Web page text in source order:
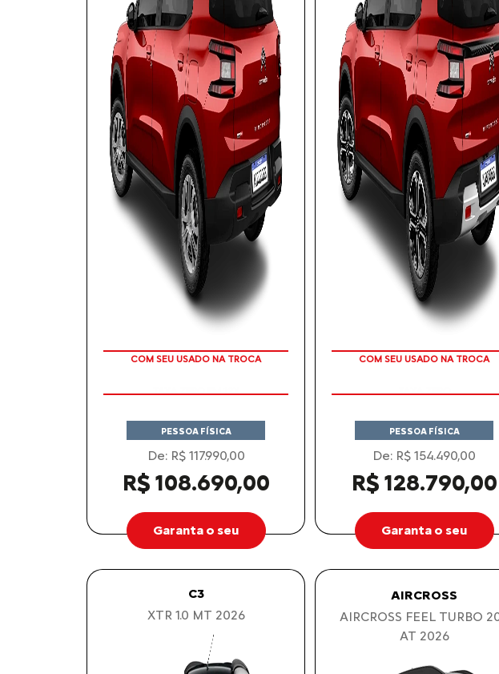
PESSOA FÍSICA
De: R$ 117.990,00
R$ 108.690,00
Garanta o seu
PESSOA FÍSICA
De: R$ 154.490,00
R$ 128.790,00
Garanta o seu
C3
XTR 1.0 MT 2026
AIRCROSS
AIRCROSS FEEL TURBO
AT 2026